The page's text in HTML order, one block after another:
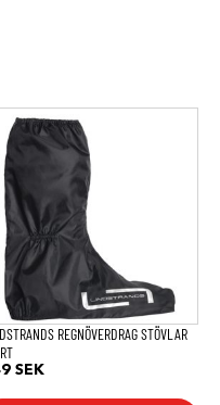
REGNÖVERDRAG STÖVLAR
SEK